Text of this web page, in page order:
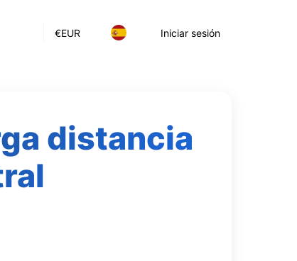
€EUR Iniciar sesión
distancia